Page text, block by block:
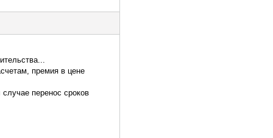
премия в цене
перенос сроков